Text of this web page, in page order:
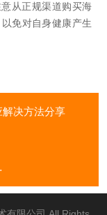
意从正规渠道购买海
，以免对自身健康产生
决方法分享